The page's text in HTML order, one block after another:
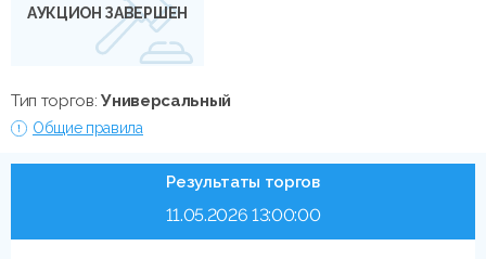
АУКЦИОН ЗАВЕРШЕН
Тип торгов:Универсальный
Общие правила
Результаты торгов
11.05.2026 13:00:00